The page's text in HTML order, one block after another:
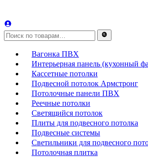
Вагонка ПВХ
Интерьерная панель (кухонный
Кассетные потолки
Подвесной потолок Армстронг
Потолочные панели ПВХ
Реечные потолки
Светящийся потолок
Плиты для подвесного потолка
Подвесные системы
Светильники для подвесного
Потолочная плитка